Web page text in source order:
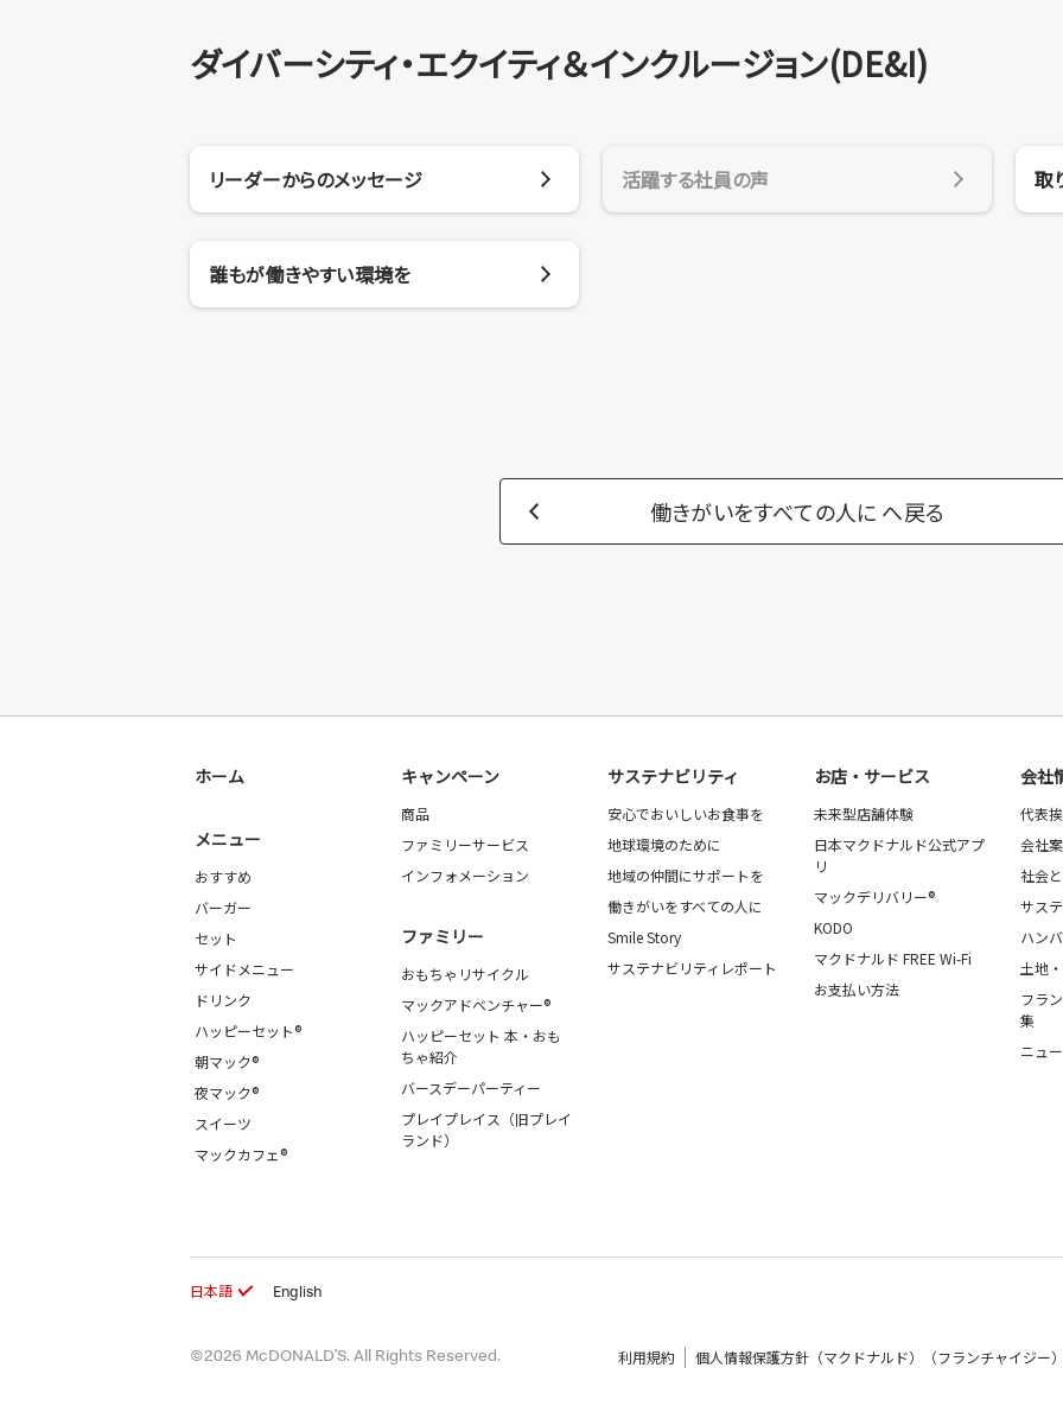
ダイバーシティ・エクイティ＆インクルージョン(DE&I)
リーダーからのメッセージ 活躍する社員の声 取
誰もが働きやすい環境を
働きがいをすべての人に へ戻る
ホーム
メニュー
おすすめ
バーガー
セット
サイドメニュー
ドリンク
ハッピーセット®
朝マック®
夜マック®
スイーツ
マックカフェ®
キャンペーン
商品
ファミリーサービス
インフォメーション
ファミリー
おもちゃリサイクル
マックアドベンチャー®
ハッピーセット 本・おも
ちゃ紹介
バースデーパーティー
プレイプレイス（旧プレイ
ランド）
サステナビリティ
安心でおいしいお食事を
地球環境のために
地域の仲間にサポートを
働きがいをすべての人に
Smile Story
サステナビリティレポート
お店・サービス
未来型店舗体験
日本マクドナルド公式アプ
リ
マックデリバリー®
KODO
マクドナルド FREE Wi-Fi
お支払い方法
会社
代表
会社
社会
サス
ハン
土地
フラ
集
ニュ
日本語 English
©2026 McDONALD’S. All Rights Reserved. 利用規約 個人情報保護方針（マクドナルド）（フランチャイジー）